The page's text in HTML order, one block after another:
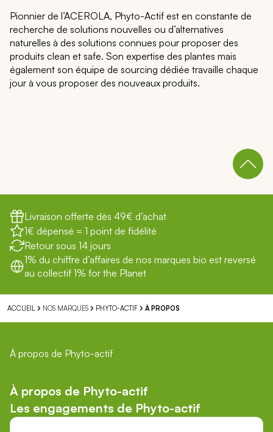
Pionnier de l’ACEROLA, Phyto-Actif est en constante de
recherche de solutions nouvelles ou d’alternatives
naturelles à des solutions connues pour proposer des
produits clean et safe. Son expertise des plantes mais
également son équipe de sourcing dédiée travaille chaque
jour à vous proposer des nouveaux produits.
Livraison offerte dès 49€ d’achat
1€ dépensé = 1 point de fidélité
Retour sous 14 jours
1% du chiffre d’affaires de nos marques bio est reversé
au collectif 1% for the Planet
ACCUEIL NOS MARQUES PHYTO-ACTIF À PROPOS
À propos de Phyto-actif
À propos de Phyto-actif
Les engagements de Phyto-actif